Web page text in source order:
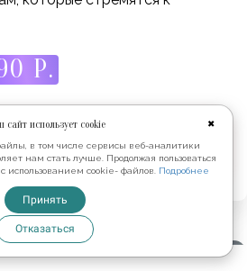
Р.
✖
сайт использует cookie
в том числе сервисы веб-аналитики
нам стать лучше. Продолжая пользоваться
использованием cookie- файлов.
Подробнее
Принять
Отказаться